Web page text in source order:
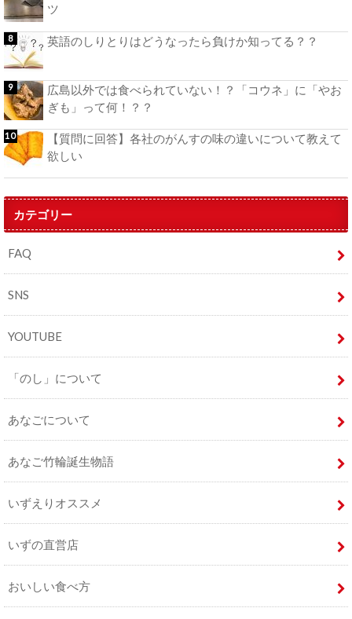
ツ
英語のしりとりはどうなったら負けか知ってる？？
広島以外では食べられていない！？「コウネ」に「やお
ぎも」って何！？？
【質問に回答】各社のがんすの味の違いについて教えて
欲しい
カテゴリー
FAQ
SNS
YOUTUBE
「のし」について
あなごについて
あなご竹輪誕生物語
いずえりオススメ
いずの直営店
おいしい食べ方